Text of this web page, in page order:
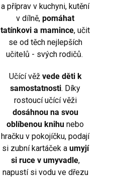
a příprav v kuchyni, kutění
v dílně,pomáhat
tatínkovi a mamince, učit
se od těch nejlepších
učitelů - svých rodičů.
Učící věž vede děti k
samostatnosti. Díky
rostoucí učící věži
dosáhnou na svou
oblíbenou knihu nebo
hračku v pokojíčku, podají
si zubní kartáček a umyjí
si ruce v umyvadle,
napustí si vodu ve dřezu